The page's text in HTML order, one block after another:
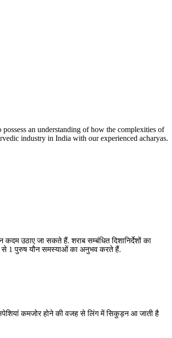
an understanding of how the complexities of
industry in India with our experienced acharyas.
उठाए जा सकते हैं. शराब सम्बंधित दिशानिर्देशों का
से 1 पुरुष यौन समस्याओं का अनुभव करते हैं.
कमजोर होने की वजह से लिंग में सिकुड़न आ जाती है